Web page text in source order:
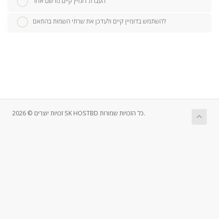
להשתמש בדומיין קיים ולעדכן את שרתי השמות בהתאם
זכויות יוצרים © 2026 SK HOSTBD כל הזכויות שמורות.